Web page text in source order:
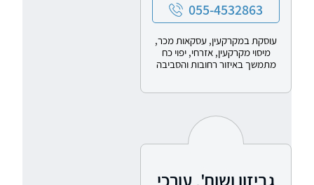
055-4532863
עוסקת במקרקעין, עסקאות מכר,
מיסוי מקרקעין, אזרחי, יפוי כח
מתמשך באיזור רחובות והסביבה